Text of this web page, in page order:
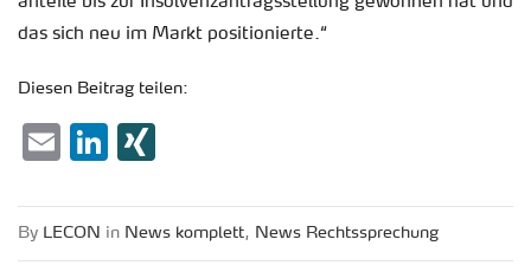
das sich neu im Markt po­si­tio­nier­te.“
Die­sen Bei­trag tei­len:
EmailLinkedIn
By LECON in News kom­plett, News Rechts­spre­chung